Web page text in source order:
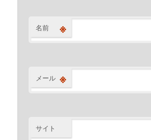
名前 ※
メール ※
サイト